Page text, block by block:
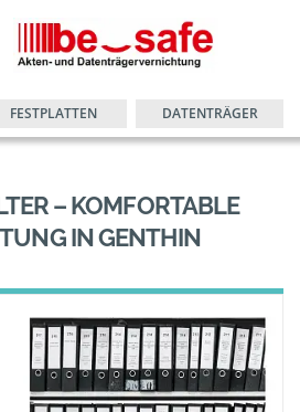
FESTPLATTEN DATENTRÄGER
– KOMFORTABLE
IN GENTHIN